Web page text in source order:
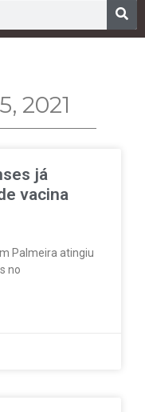
2021
já
vacina
Palmeira atingiu
no